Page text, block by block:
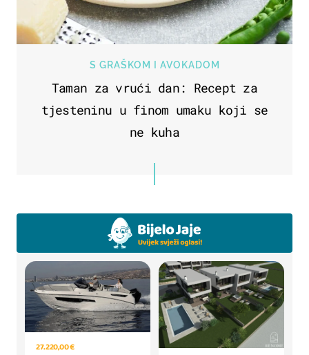
S GRAŠKOM I AVOKADOM
Taman za vrući dan: Recept za
tjesteninu u finom umaku koji se
ne kuha
27.220,00 €